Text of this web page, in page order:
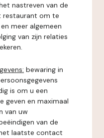
nastreven van de
restaurant om te
meer algemeen
van zijn relaties
bewaring in
is om u een
geven en maximaal
van uw
van de
laatste contact